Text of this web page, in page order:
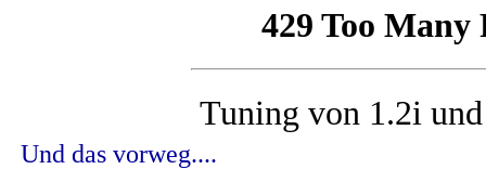
Tuning von 1.2i
Und das vorweg....